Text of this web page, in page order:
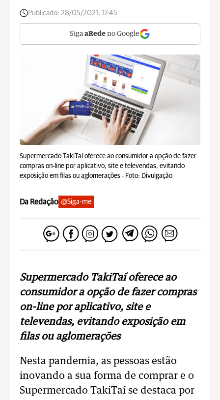
Publicado: 28/05/2021, 17:45
Siga aRede no Google
Supermercado TakiTaí oferece ao consumidor a opção de fazer
compras on-line por aplicativo, site e televendas, evitando
exposição em filas ou aglomerações - Foto: Divulgação
Da Redação @Siga-me
Supermercado TakiTaí oferece ao
consumidor a opção de fazer compras
on-line por aplicativo, site e
televendas, evitando exposição em
filas ou aglomerações
Nesta pandemia, as pessoas estão
inovando a sua forma de comprar e o
Supermercado TakiTaí se destaca por